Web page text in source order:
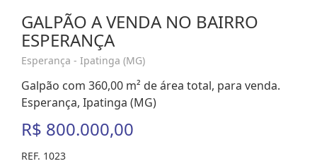
GALPÃO A VENDA NO BAIRRO
ESPERANÇA
Esperança - Ipatinga (MG)
Galpão com 360,00 m² de área total, para venda.
Esperança, Ipatinga (MG)
R$ 800.000,00
REF. 1023